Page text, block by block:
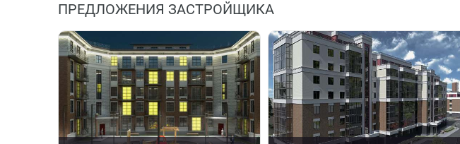
ПРЕДЛОЖЕНИЯ ЗАСТРОЙЩИКА